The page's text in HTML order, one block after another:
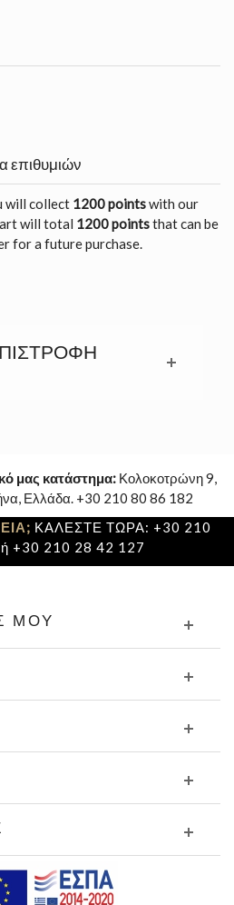
επιθυμιών
will collect 1200 pointswith our
will total 1200 pointsthat can be
for a future purchase.
μας κατάστημα: Κολοκοτρώνη 9,
Ελλάδα. +30 210 80 86 182
ΚΑΛΕΣΤΕ ΤΩΡΑ: +30 210
+30 210 28 42 127
ΜΟΥ